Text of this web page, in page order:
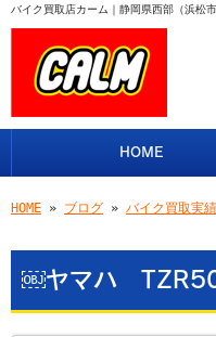
バイク買取店カーム｜静岡県西部（浜松
HOME
HOME » ブログ » バイク買取実績
￼ヤマハ TZR50